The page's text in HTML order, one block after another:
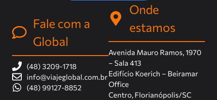
Fale com a
Global
(48) 3209-1718
info@viajeglobal.com.br
(48) 99127-8852
Onde
estamos
Avenida Mauro Ramos, 1970
– Sala 413
Edifício Koerich – Beiramar
Office
Centro, Florianópolis/SC